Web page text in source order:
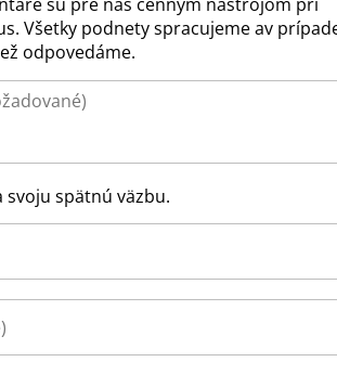
sú pre nás cenným nástrojom pri
Všetky podnety spracujeme av
odpovedáme.
svoju spätnú väzbu.